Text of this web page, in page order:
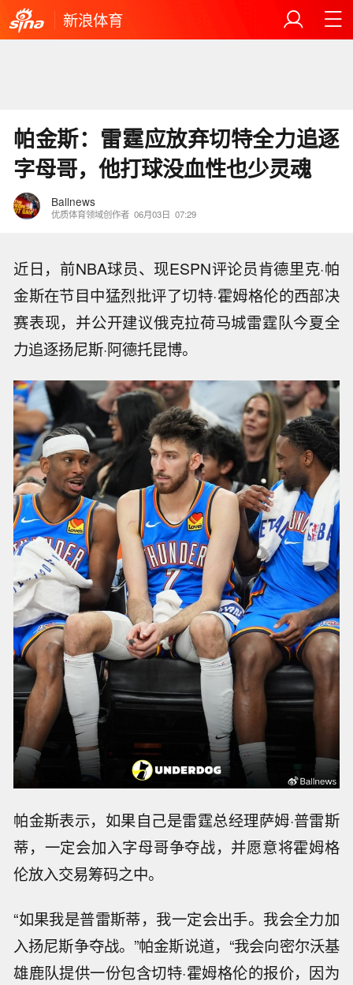
新浪体育
帕金斯：雷霆应放弃切特全力追逐
字母哥，他打球没血性也少灵魂
Ballnews
优质体育领域创作者 06月03日 07:29
近日，前NBA球员、现ESPN评论员肯德里克·帕
金斯在节目中猛烈批评了切特·霍姆格伦的西部决
赛表现，并公开建议俄克拉荷马城雷霆队今夏全
力追逐扬尼斯·阿德托昆博。
帕金斯表示，如果自己是雷霆总经理萨姆·普雷斯
蒂，一定会加入字母哥争夺战，并愿意将霍姆格
伦放入交易筹码之中。
“如果我是普雷斯蒂，我一定会出手。我会全力加
入扬尼斯争夺战。”帕金斯说道，“我会向密尔沃基
雄鹿队提供一份包含切特·霍姆格伦的报价，因为